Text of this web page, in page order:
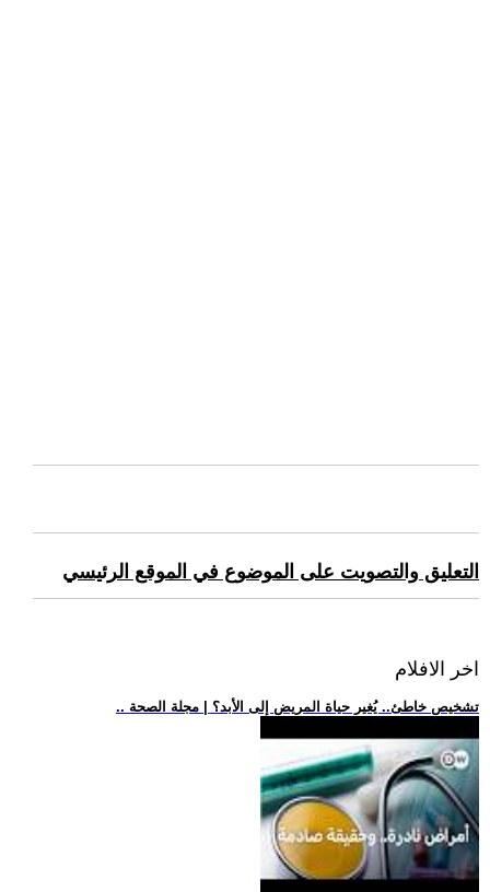
التعليق والتصويت على الموضوع في الموقع الرئيسي
اخر الافلام
.. تشخيص خاطئ.. يُغير حياة المريض إلى الأبد؟ | مجلة الصحة